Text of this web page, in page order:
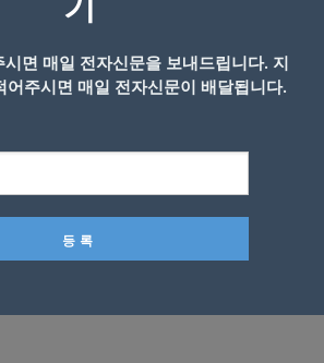
기
면 매일 전자신문을 보내드립니다. 지
어주시면 매일 전자신문이 배달됩니다.